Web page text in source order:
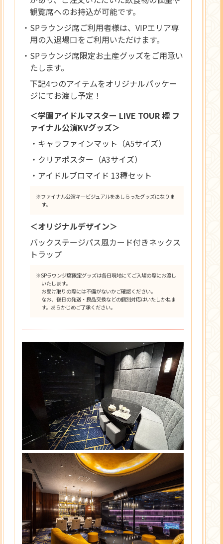
観覧席へのお持込が可能です。
・SPラウンジ席ご利用者様は、VIPエリア専
用の入退場口をご利用いただけます。
・SPラウンジ席限定お土産グッズをご用意い
たします。
下記4つのアイテムをオリジナルパッケー
ジにてお渡し予定！
＜学園アイドルマスター LIVE TOUR 標 フ
ァイナル公演KVグッズ＞
・キャラファインマット（A5サイズ）
・クリアポスター（A3サイズ）
・アイドルブロマイド 13種セット
※ファイナル公演キービジュアルをあしらったグッズになりま
す。
＜オリジナルデザイン＞
バックステージパス風カード付きネックス
トラップ
※SPラウンジ席限定グッズは各日現地にてご入場の際にお渡し
いたします。
お受け取りの際には不備がないかご確認ください。
なお、後日の発送・良品交換などの個別対応はいたしかねま
す。あらかじめご了承ください。